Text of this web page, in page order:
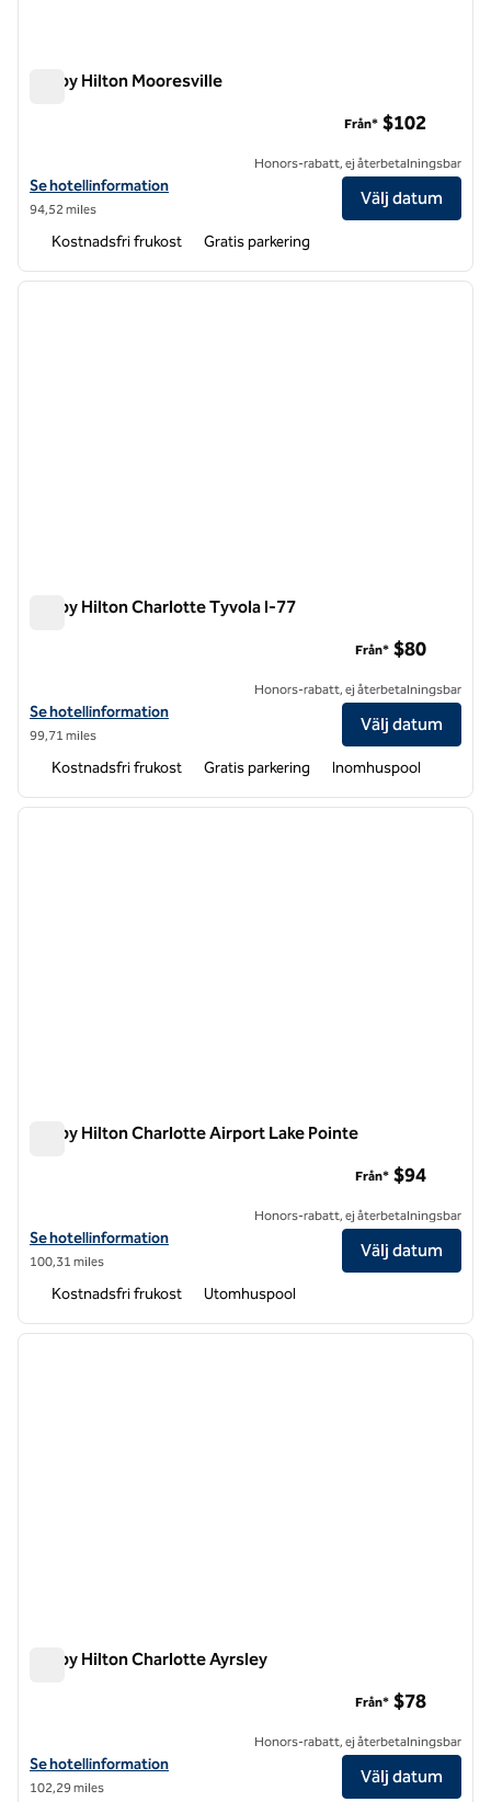
Tru by Hilton Mooresville
Visa hotelluppgifter för Tru by Hilton Mooresville
Se hotellinformation
94,52 miles
Från* $102
Honors-rabatt, ej återbetalningsbar
Välj datum
Kostnadsfri frukost Gratis parkering
1 av 12
nästa
Tru by Hilton Charlotte Tyvola I-77
Visa hotelluppgifter för Tru by Hilton Charlotte Tyvola I-77
Se hotellinformation
99,71 miles
Från* $80
Honors-rabatt, ej återbetalningsbar
Välj datum
Kostnadsfri frukost Gratis parkering Inomhuspool
1 av 12
nästa
Tru by Hilton Charlotte Airport Lake Pointe
Visa hotelluppgifter för Tru by Hilton Charlotte Airport Lake Pointe
Se hotellinformation
100,31 miles
Från* $94
Honors-rabatt, ej återbetalningsbar
Välj datum
Kostnadsfri frukost Utomhuspool
1 av 14
nästa
Tru by Hilton Charlotte Ayrsley
Visa hotelluppgifter för Tru by Hilton Charlotte Ayrsley
Se hotellinformation
102,29 miles
Från* $78
Honors-rabatt, ej återbetalningsbar
Välj datum